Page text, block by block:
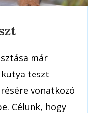
már
teszt
vonatkozó
Célunk, hogy